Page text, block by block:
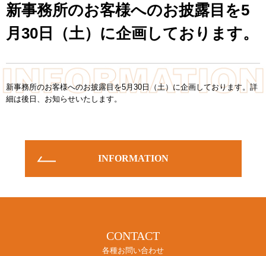
取扱保険会社と権限
提携ネットワーク
ALLIANCE NETWORK
新事務所のお客様へのお披露目を5
月30日（土）に企画しております。
新事務所のお客様へのお披露目を5月30日（土）に企画しております。詳
細は後日、お知らせいたします。
INFORMATION
CONTACT
各種お問い合わせ